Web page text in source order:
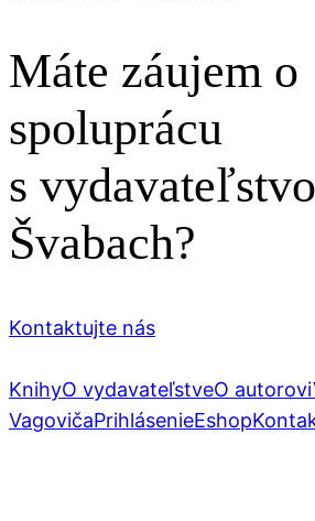
Máte záujem o
spoluprácu
s
Švabach?
Kontaktujte nás
KnihyO vydavateľstveO autorovi
VagovičaPrihlásenieEshop